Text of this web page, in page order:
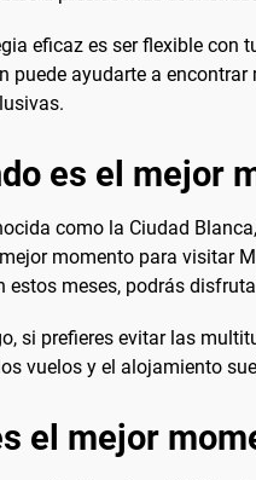
eficaz es ser flexible con
puede ayudarte a
es el mejor
como la Ciudad
momento para visitar
estos meses, podrás
si prefieres evitar las
vuelos y el alojamiento
el mejor